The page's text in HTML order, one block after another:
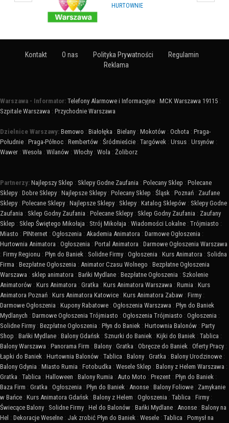
ARTYKUŁY NA IMPREZY
Kontakt O nas Polityka Prywatności
Regulamin
Reklama
Warszawa - Informator: Telefony Alarmowe i Informacyjne : MCK Warszawa 19115 :
Szpitale Warszawa : Przychodnie Warszawa
Dzielnice Warszawy: Bemowo : Białołęka : Bielany : Mokotów : Ochota : Praga-
Południe : Praga-Północ : Rembertów : Śródmieście : Targówek : Ursus : Ursynów :
Wawer : Wesoła : Wilanów : Włochy : Wola : Żoliborz
Partnerzy: Najlepszy Sklep : Sklepy Godne Zaufania : Polecany Sklep : Polecane
Sklepy : Dobre Sklepy : Najlepsze Sklepy : Polecany Sklep : Śląsk : Poznań : Zaufane
Sklepy : Polecane Sklepy : Najlepsze Sklepy : Sklepy : Katalog Sklepów : Sklepy Godne
Zaufania : Sklep Godny Zaufania : Polecane Sklepy : Sklep Godny Zaufania : Zaufany
Sklep : Sklep Świętego Mikołaja : Strój Mikołaja : Wiadomości Lokalne : Trójmiasto :
Miasto : PINternet : Ogłoszenia : Akademia Animatora : Darmowe Ogłoszenia :
Hurtownia Animatora : Ogłoszenia : Portal Animatora : Darmowe Ogłoszenia Warszawa
: Firmy Regionu : Płyn do Baniek : Solidne Firmy : Ogłoszenia : Kurs Animatora : Solidna
Firma : Bezpłatne Ogłoszenia : Animator Czasu Wolnego : Bezpłatne Ogłoszenia
Warszawa : sklep animatora : Bańki Mydlane : Bezpłatne Ogłoszenia : Szkolenie
Animatorów : Kurs Animatora : Gratka : Kurs Animatora Warszawa : Rumia : Kurs
Animatora Poznań : Kurs Animatora Katowice : Kurs Animatora Zabaw : Firmy :
Darmowe Ogłoszenia : Kupony Rabatowe : Ogłoszenia Warszawa : Płyn do Baniek
Mydlanych : Darmowe Ogłoszenia Trójmiasto : Ogłoszenia Trójmiasto : Ogłoszenia :
Solidne Firmy : Bezpłatne Ogłoszenia : Płyn do Baniek : Hurtownia Balonów : Party
Shop : Bańki Mydlane : Balony Gdańsk : Sznurki do Baniek : Kijki do Baniek : Tablica :
Balony Warszawa : Panorama Firm : Balony : Gratka : Obręcze do Baniek : Oferty Pracy :
Łapki do Baniek : Hurtownia Balonów : Tablica : Balony : Gratka : Balony Urodzinowe :
Balony Gdynia : Miasto Rumia : Fotobudka : Wesele Sklep : Balony z Helem Warszawa :
Gratka : Tablica : Halloween : Balony Rumia : Auto Moto : Prezent : Płyn do Baniek :
Baza Firm : Gratka : Ogłoszenia : Płyn do Baniek : Anonse : Balony Foliowe : Zamykanie
w Bańce : Kurs Animatora Gdańsk : Balony z Helem : Ogłoszenia : Tablica : Firmy :
Świecące Balony : Solidne Firmy : Hel do Balonów : Bańki Mydlane : Anonse : Balony na
Hel : Dekoracje Weselne : Jak zrobić Płyn do Baniek : Wesele : Tablica : Pomysł na